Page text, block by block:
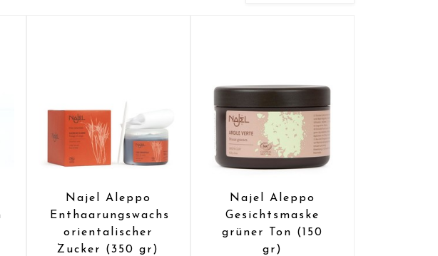
Najel Aleppo
Enthaarungswachs
orientalischer
Zucker (350 gr)
Najel Aleppo
Gesichtsmaske
grüner Ton (150
gr)